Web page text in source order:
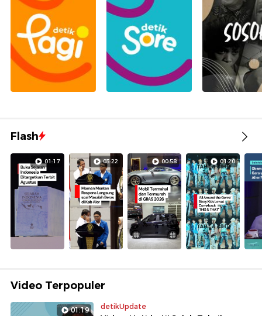
Flash
01:17 03:22 00:58 01:20
Video Terpopuler
01:19 detikUpdate